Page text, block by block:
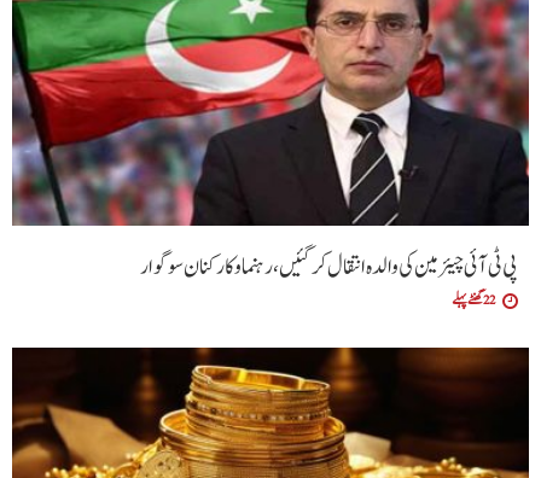
پی ٹی آئی چیئرمین کی والدہ انتقال کرگئیں، رہنما و کارکنان سوگوار
22 گھنٹے پہلے